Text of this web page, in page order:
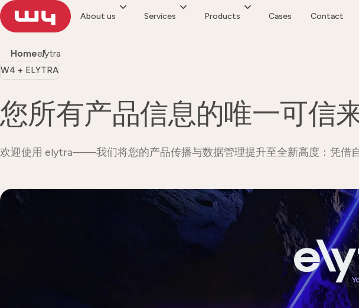
About us Services Products Cases Contact
Homeelytra
W4 + ELYTRA
您所有产品信息的唯一可信来
欢迎使用 elytra——我们将您的产品传播与数据管理提升至全新高度：凭借